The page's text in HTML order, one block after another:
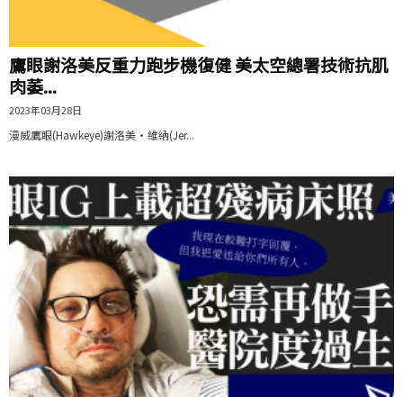
鷹眼謝洛美反重力跑步機復健 美太空總署技術抗肌
肉萎...
2023年03月28日
漫威鷹眼(Hawkeye)謝洛美·維納(Jer...